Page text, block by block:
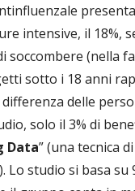
intensive, il 18%,
soccombere (nella
sotto i 18 anni
delle
solo il 3% di
Data” (una tecnica
Lo studio si basa